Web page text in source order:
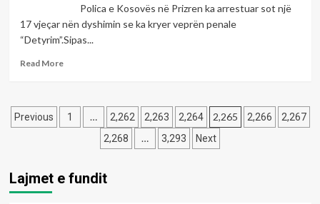
Terziu
Polica e Kosovës në Prizren ka arrestuar sot një
17 vjeçar nën dyshimin se ka kryer veprën penale
“Detyrim”.Sipas...
Read MoreRead
se
detyronte
para,
Posts
pagination
Previous 1 … 2,262 2,263 2,264 2,265 2,266
2,267
2,268
… 3,293 Next
Lajmet e fundit